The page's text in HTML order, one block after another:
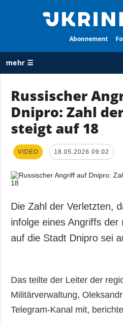
Abonnement
mehr ☰
ALLE
RUBRIKEN
Krieg
Wiederaufbau
Politik
Militär
Gesellschaft und
Kultur
Notstand und
Notfälle
ZUSÄTZLICH
Russischer
Dnipro: Zahl
steigt auf 18
VIDEO 18.05.2026 09:02
Die Zahl der Verletzten,
infolge eines Angriffs der
auf die Stadt Dnipro sei
Das teilte der Leiter der
Militärverwaltung,
Telegram-Kanal mit,